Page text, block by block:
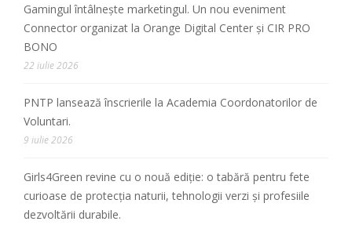
Gamingul întâlnește marketingul. Un nou eveniment
Connector organizat la Orange Digital Center și CIR PRO
BONO
22 iulie 2026
PNTP lansează înscrierile la Academia Coordonatorilor de
Voluntari.
9 iulie 2026
Girls4Green revine cu o nouă ediție: o tabără pentru fete
curioase de protecția naturii, tehnologii verzi și profesiile
dezvoltării durabile.